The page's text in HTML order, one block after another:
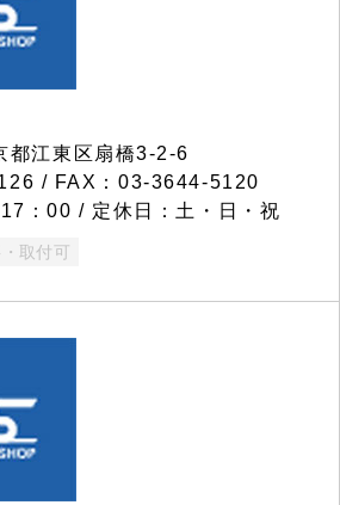
江東区扇橋3-2-6
/ FAX：03-3644-5120
：00 / 定休日：土・日・祝
取付可